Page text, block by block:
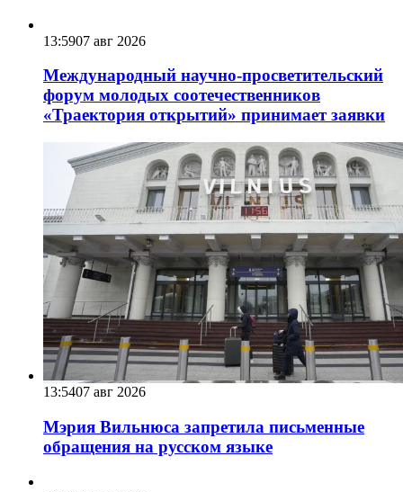
13:5907 авг 2026
Международный научно-просветительский
форум молодых соотечественников
«Траектория открытий» принимает заявки
13:5407 авг 2026
Мэрия Вильнюса запретила письменные
обращения на русском языке